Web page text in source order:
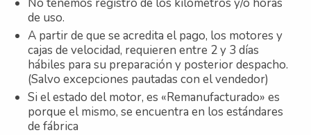
de uso.
A partir de que se acredita el pago, los motores y
cajas de velocidad, requieren entre 2 y 3 días
hábiles para su preparación y posterior despacho.
(Salvo excepciones pautadas con el vendedor)
Si el estado del motor, es «Remanufacturado» es
porque el mismo, se encuentra en los estándares
de fábrica